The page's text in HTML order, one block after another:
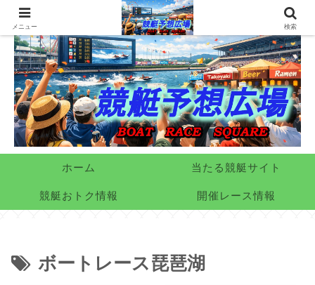
ホーム 当たる競艇サイト
競艇おトク情報 開催レース情報
ボートレース琵琶湖
メニュー 検索